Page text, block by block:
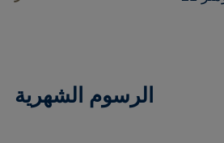
الرسوم الشهرية